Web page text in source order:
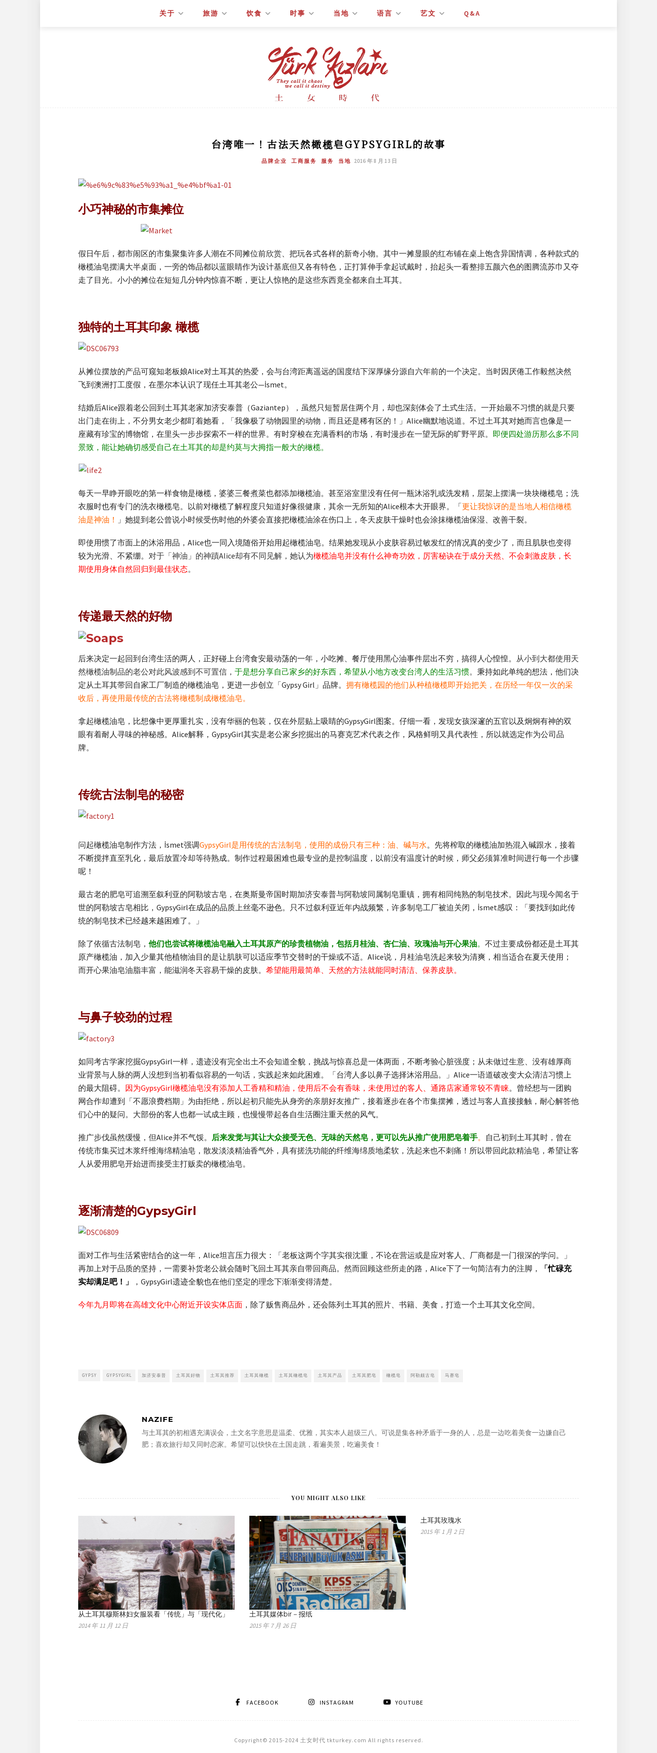
关于 旅游 饮食 时事 当地 语言 艺文 Q&A
台湾唯一！古法天然橄榄皂GYPSYGIRL的故事
品牌企业 工商服务 服务 当地 2016 年 8 月 13 日
小巧神秘的市集摊位
假日午后，都市闹区的市集聚集许多人潮在不同摊位前欣赏、把玩各式各样的新奇小物。其中一摊显眼的红布铺在桌上饱含异国情调，各种款式的
橄榄油皂摆满大半桌面，一旁的饰品都以蓝眼睛作为设计基底但又各有特色，正打算伸手拿起试戴时，抬起头一看整排五颜六色的图腾流苏巾又夺
走了目光。小小的摊位在短短几分钟内惊喜不断，更让人惊艳的是这些东西竟全都来自土耳其。
独特的土耳其印象 橄榄
从摊位摆放的产品可窥知老板娘Alice对土耳其的热爱，会与台湾距离遥远的国度结下深厚缘分源自六年前的一个决定。当时因厌倦工作毅然决然
飞到澳洲打工度假，在墨尔本认识了现任土耳其老公—İsmet。
结婚后Alice跟着老公回到土耳其老家加济安泰普（Gaziantep），虽然只短暂居住两个月，却也深刻体会了土式生活。一开始最不习惯的就是只要
出门走在街上，不分男女老少都盯着她看，「我像极了动物园里的动物，而且还是稀有区的！」Alice幽默地说道。不过土耳其对她而言也像是一
座藏有珍宝的博物馆，在里头一步步探索不一样的世界。有时穿梭在充满香料的市场，有时漫步在一望无际的旷野平原。 即便四处游历那么多不同
景致，能让她确切感受自己在土耳其的却是约莫与大拇指一般大的橄榄。
每天一早睁开眼吃的第一样食物是橄榄，婆婆三餐煮菜也都添加橄榄油。甚至浴室里没有任何一瓶沐浴乳或洗发精，层架上摆满一块块橄榄皂；洗
衣服时也有专门的洗衣橄榄皂。以前对橄榄了解程度只知道好像很健康，其余一无所知的Alice根本大开眼界。「更让我惊讶的是当地人相信橄榄
油是神油！ 」她提到老公曾说小时候受伤时他的外婆会直接把橄榄油涂在伤口上，冬天皮肤干燥时也会涂抹橄榄油保湿、改善干裂。
即使用惯了市面上的沐浴用品，Alice也一同入境随俗开始用起橄榄油皂。结果她发现从小皮肤容易过敏发红的情况真的变少了，而且肌肤也变得
较为光滑、不紧绷。 对于「神油」的神蹟Alice却有不同见解，她认为橄榄油皂并没有什么神奇功效，厉害秘诀在于成分天然、不会刺激皮肤，长
期使用身体自然回归到最佳状态。
传递最天然的好物
后来决定一起回到台湾生活的两人，正好碰上台湾食安最动荡的一年，小吃摊、餐厅使用黑心油事件层出不穷，搞得人心惶惶。 从小到大都使用天
然橄榄油制品的老公对此风波感到不可置信， 于是想分享自己家乡的好东西，希望从小地方改变台湾人的生活习惯。 秉持如此单纯的想法，他们决
定从土耳其带回自家工厂制造的橄榄油皂，更进一步创立「Gypsy Girl」品牌。 拥有橄榄园的他们从种植橄榄即开始把关，在历经一年仅一次的采
收后，再使用最传统的古法将橄榄制成橄榄油皂。
拿起橄榄油皂，比想像中更厚重扎实，没有华丽的包装，仅在外层贴上吸睛的GypsyGirl图案。仔细一看，发现女孩深邃的五官以及炯炯有神的双
眼有着耐人寻味的神秘感。Alice解释，GypsyGirl其实是老公家乡挖掘出的马赛克艺术代表之作，风格鲜明又具代表性，所以就选定作为公司品
牌。
传统古法制皂的秘密
问起橄榄油皂制作方法，İsmet强调GypsyGirl是用传统的古法制皂，使用的成份只有三种：油、碱与水。先将榨取的橄榄油加热混入碱跟水，接着
不断搅拌直至乳化，最后放置冷却等待熟成。制作过程最困难也最专业的是控制温度，以前没有温度计的时候，师父必须算准时间进行每一个步骤
呢！
最古老的肥皂可追溯至叙利亚的阿勒坡古皂，在奥斯曼帝国时期加济安泰普与阿勒坡同属制皂重镇，拥有相同纯熟的制皂技术。因此与现今闻名于
世的阿勒坡古皂相比，GypsyGirl在成品的品质上丝毫不逊色。只不过叙利亚近年内战频繁，许多制皂工厂被迫关闭，İsmet感叹：「要找到如此传
统的制皂技术已经越来越困难了。」
除了依循古法制皂， 他们也尝试将橄榄油皂融入土耳其原产的珍贵植物油，包括月桂油、杏仁油、玫瑰油与开心果油。 不过主要成份都还是土耳其
原产橄榄油，加入少量其他植物油目的是让肌肤可以适应季节交替时的干燥或不适。Alice说，月桂油皂洗起来较为清爽，相当适合在夏天使用；
而开心果油皂油脂丰富，能滋润冬天容易干燥的皮肤。 希望能用最简单、天然的方法就能同时清洁、保养皮肤。
与鼻子较劲的过程
如同考古学家挖掘GypsyGirl一样，遗迹没有完全出土不会知道全貌，挑战与惊喜总是一体两面，不断考验心脏强度；从未做过生意、没有雄厚商
业背景与人脉的两人没想到当初看似容易的一句话，实践起来如此困难。「台湾人多以鼻子选择沐浴用品。」Alice一语道破改变大众清洁习惯上
的最大阻碍。 因为GypsyGirl橄榄油皂没有添加人工香精和精油，使用后不会有香味，未使用过的客人、通路店家通常较不青睐。曾经想与一团购
网合作却遭到「不愿浪费档期」为由拒绝，所以起初只能先从身旁的亲朋好友推广，接着逐步在各个市集摆摊，透过与客人直接接触，耐心解答他
们心中的疑问。大部份的客人也都一试成主顾，也慢慢带起各自生活圈注重天然的风气。
推广步伐虽然缓慢，但Alice并不气馁。 后来发觉与其让大众接受无色、无味的天然皂，更可以先从推广使用肥皂着手。 自己初到土耳其时，曾在
传统市集买过木浆纤维海绵精油皂，散发淡淡精油香气外，具有搓洗功能的纤维海绵质地柔软，洗起来也不刺痛！所以带回此款精油皂，希望让客
人从爱用肥皂开始进而接受主打贩卖的橄榄油皂。
逐渐清楚的GypsyGirl
面对工作与生活紧密结合的这一年，Alice坦言压力很大：「老板这两个字其实很沈重，不论在营运或是应对客人、厂商都是一门很深的学问。」
再加上对于品质的坚持，一需要补货老公就会随时飞回土耳其亲自带回商品。然而回顾这些所走的路，Alice下了一句简洁有力的注脚，
「忙碌充
实却满足吧！ 」 ，GypsyGirl遗迹全貌也在他们坚定的理念下渐渐变得清楚。
今年九月即将在高雄文化中心附近开设实体店面 ，除了贩售商品外，还会陈列土耳其的照片、书籍、美食，打造一个土耳其文化空间。
GYPSY GYPSYGIRL 加济安泰普 土耳其好物 土耳其推荐 土耳其橄榄 土耳其橄榄皂 土耳其产品 土耳其肥皂 橄榄皂 阿勒颇古皂 马赛皂
NAZIFE
与土耳其的初相遇充满误会，土文名字意思是温柔、优雅，其实本人超级三八。可说是集各种矛盾于一身的人，总是一边吃着美食一边嫌自己
肥；喜欢旅行却又同时恋家。希望可以快快在土国走跳，看遍美景，吃遍美食！
YOU MIGHT ALSO LIKE
从土耳其穆斯林妇女服装看「传统」与「现代化」
2014 年 11 月 12 日
土耳其媒体bir－报纸
2015 年 7 月 26 日
土耳其玫瑰水
2015 年 1 月 2 日
FACEBOOK INSTAGRAM YOUTUBE
Copyright© 2015-2024 土女时代 tkturkey.com All rights reserved.